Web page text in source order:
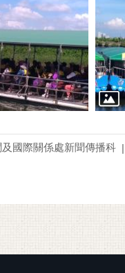
國際關係處新聞傳播科